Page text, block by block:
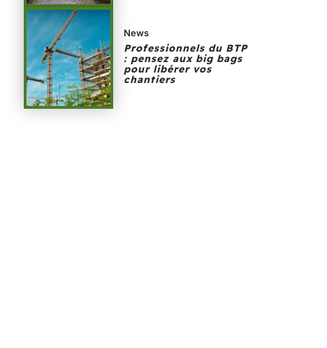
News
Professionnels du BTP
: pensez aux big bags
pour libérer vos
chantiers